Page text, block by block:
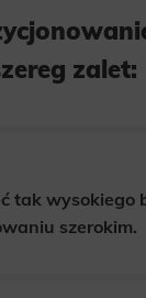
zalet:
tak wysokiego
szerokim.